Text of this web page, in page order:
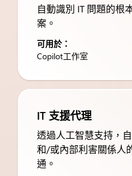
自動識別 IT 問題的根
案。
可用於：
Copilot工作室
IT 支援代理
透過人工智慧支持，
和/或內部利害關係人
通。